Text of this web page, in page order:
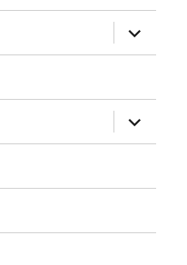
メ
ニ
ュ
ー
開
サ
ブ
メ
ー
を
展
開
サ
ブ
メ
ー
開